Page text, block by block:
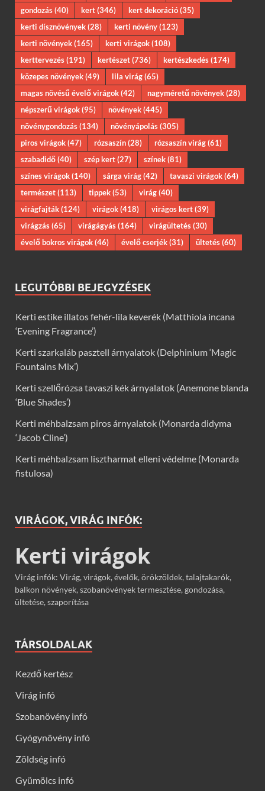
gondozás(40) kert(346) kert dekoráció(35)
kerti dísznövények(28) kerti növény(123)
kerti növények(165) kerti virágok(108)
kerttervezés(191) kertészet(736) kertészkedés(174)
közepes növények(49) lila virág(65)
magas növésű évelő virágok(42) nagyméretű növények(28)
népszerű virágok(95) növények(445)
növénygondozás(134) növényápolás(305)
piros virágok(47) rózsaszín(28) rózsaszín virág(61)
szabadidő(40) szép kert(27) színek(81)
színes virágok(140) sárga virág(42) tavaszi virágok(64)
természet(113) tippek(53) virág(40)
virágfajták(124) virágok(418) virágos kert(39)
virágzás(65) virágágyás(164) virágültetés(30)
évelő bokros virágok(46) évelő cserjék(31) ültetés(60)
LEGUTÓBBI BEJEGYZÉSEK
Kerti estike illatos fehér-lila keverék (Matthiola incana
‘Evening Fragrance’)
Kerti szarkaláb pasztell árnyalatok (Delphinium ‘Magic
Fountains Mix’)
Kerti szellőrózsa tavaszi kék árnyalatok (Anemone blanda
‘Blue Shades’)
Kerti méhbalzsam piros árnyalatok (Monarda didyma
‘Jacob Cline’)
Kerti méhbalzsam lisztharmat elleni védelme (Monarda
fistulosa)
VIRÁGOK, VIRÁG INFÓK:
Kerti virágok
Virág infók: Virág, virágok, évelők, örökzöldek, talajtakarók,
balkon növények, szobanövények termesztése, gondozása,
ültetése, szaporítása
TÁRSOLDALAK
Kezdő kertész
Virág infó
Szobanövény infó
Gyógynövény infó
Zöldség infó
Gyümölcs infó